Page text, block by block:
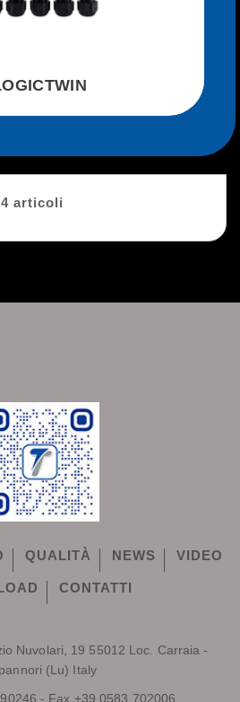
articoli
QUALITÀ NEWS VIDEO
CONTATTI
Nuvolari, 19 55012 Loc. Carraia -
(Lu) Italy
- Fax +39.0583.702006